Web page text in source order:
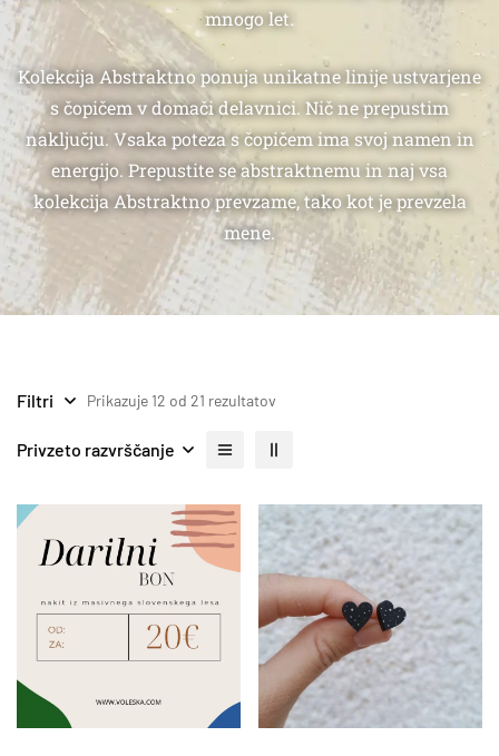
mnogo let.
Kolekcija Abstraktno ponuja unikatne linije ustvarjene
s čopičem v domači delavnici. Nič ne prepustim
naključju. Vsaka poteza s čopičem ima svoj namen in
energijo. Prepustite se abstraktnemu in naj vsa
kolekcija Abstraktno prevzame, tako kot je prevzela
mene.
Filtri Prikazuje 12 od 21 rezultatov
Privzeto razvrščanje